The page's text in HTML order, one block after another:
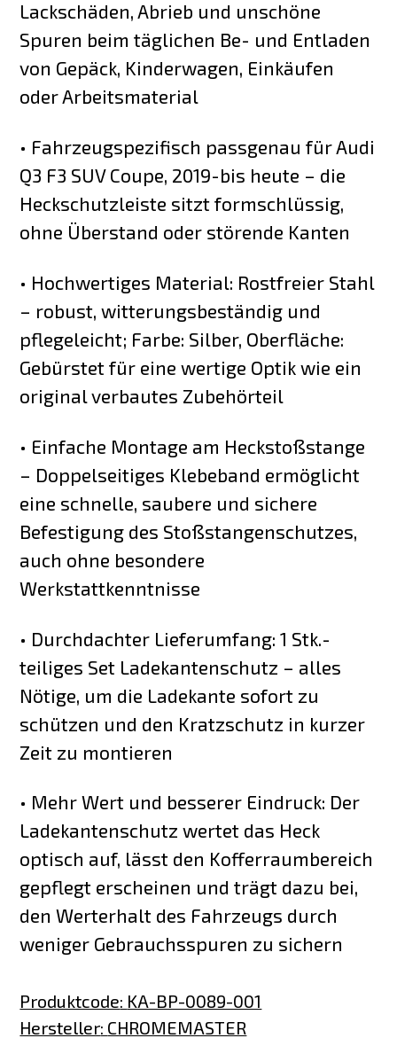
Lackschäden, Abrieb und unschöne
Spuren beim täglichen Be- und Entladen
von Gepäck, Kinderwagen, Einkäufen
oder Arbeitsmaterial
• Fahrzeugspezifisch passgenau für Audi
Q3 F3 SUV Coupe, 2019-bis heute – die
Heckschutzleiste sitzt formschlüssig,
ohne Überstand oder störende Kanten
• Hochwertiges Material: Rostfreier Stahl
– robust, witterungsbeständig und
pflegeleicht; Farbe: Silber, Oberfläche:
Gebürstet für eine wertige Optik wie ein
original verbautes Zubehörteil
• Einfache Montage am Heckstoßstange
– Doppelseitiges Klebeband ermöglicht
eine schnelle, saubere und sichere
Befestigung des Stoßstangenschutzes,
auch ohne besondere
Werkstattkenntnisse
• Durchdachter Lieferumfang: 1 Stk.-
teiliges Set Ladekantenschutz – alles
Nötige, um die Ladekante sofort zu
schützen und den Kratzschutz in kurzer
Zeit zu montieren
• Mehr Wert und besserer Eindruck: Der
Ladekantenschutz wertet das Heck
optisch auf, lässt den Kofferraumbereich
gepflegt erscheinen und trägt dazu bei,
den Werterhalt des Fahrzeugs durch
weniger Gebrauchsspuren zu sichern
Produktcode: KA-BP-0089-001
Hersteller: CHROMEMASTER